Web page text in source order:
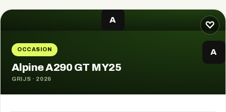
♡
A
OCCASION A
Alpine A290 GT MY25
GRIJS · 2026